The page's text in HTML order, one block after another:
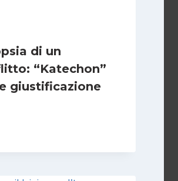
di un
“Katechon”
giustificazione